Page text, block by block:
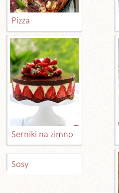
Pizza
Serniki na zimno
Sosy